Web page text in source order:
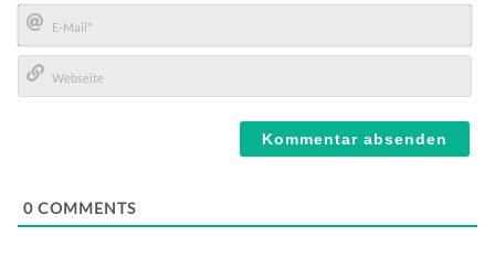
Name*
E-
Mail*
0 COMMENTS